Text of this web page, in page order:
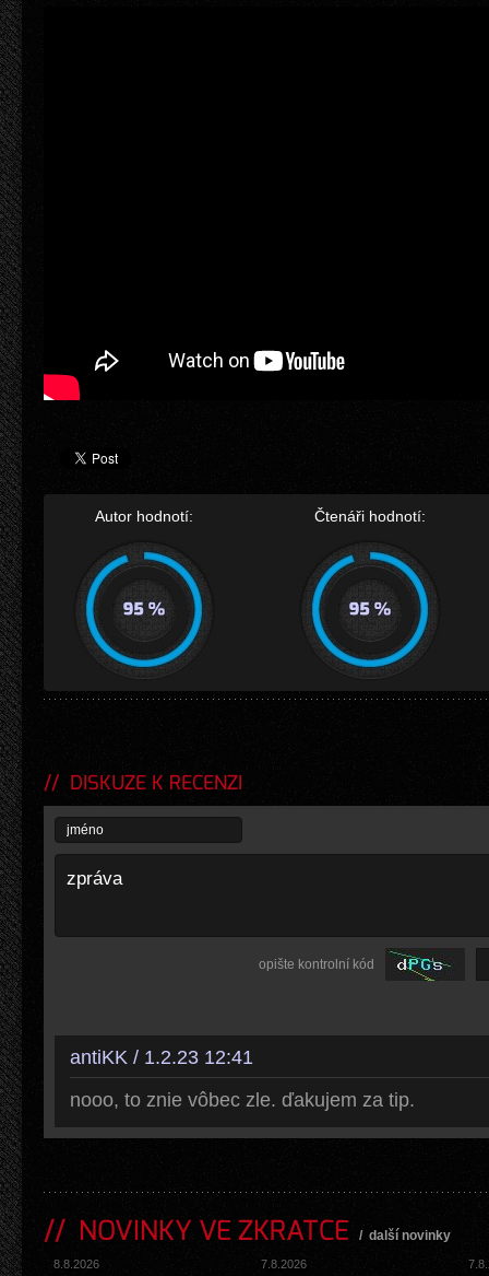
Autor hodnotí: Čtenáři hodnotí:
DISKUZE K RECENZI
opište kontrolní kód
antiKK / 1.2.23 12:41
nooo, to znie vôbec zle. ďakujem za tip.
NOVINKY VE ZKRATCE / další novinky
8.8.2026 7.8.2026